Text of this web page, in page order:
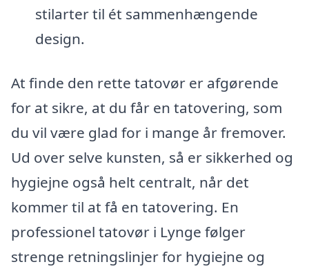
stilarter til ét sammenhængende
design.
At finde den rette tatovør er afgørende
for at sikre, at du får en tatovering, som
du vil være glad for i mange år fremover.
Ud over selve kunsten, så er sikkerhed og
hygiejne også helt centralt, når det
kommer til at få en tatovering. En
professionel tatovør i Lynge følger
strenge retningslinjer for hygiejne og